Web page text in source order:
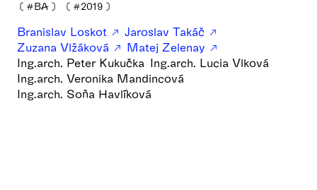
❪ #BA ❫ ❪ #2019 ❫
Branislav Loskot
Jaroslav Takáč
Zuzana Vlžáková
Matej Zelenay
Ing.arch. Peter Kukučka Ing.arch. Lucia Vlková
Ing.arch. Veronika Mandincová
Ing.arch. Soňa Havlíková